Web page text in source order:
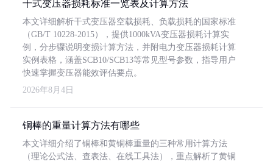
干式变压器损耗标准一览表及计算方法
本文详细解析干式变压器空载损耗、负载损耗的国家标准
（GB/T 10228-2015），提供1000kVA变压器损耗计算实
例，分步骤说明变损计算方法，并附电力变压器损耗计算
实例表格，涵盖SCB10/SCB13等常见型号参数，指导用户
快速掌握变压器能效评估要点。
2026年8月4日
铜棒的重量计算方法有哪些
本文详细介绍了铜棒和黄铜棒重量的三种常用计算方法
（理论公式法、查表法、在线工具法），重点解析了黄铜